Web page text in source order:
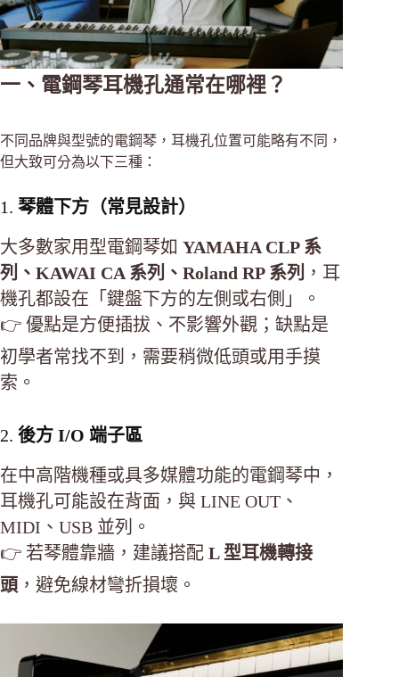
一、電鋼琴耳機孔通常在哪裡？
不同品牌與型號的電鋼琴，耳機孔位置可能略有不同，
但大致可分為以下三種：
1. 琴體下方（常見設計）
大多數家用型電鋼琴如 YAMAHA CLP 系
列、KAWAI CA 系列、Roland RP 系列 ，耳
機孔都設在「鍵盤下方的左側或右側」。
👉 優點是方便插拔、不影響外觀；缺點是
初學者常找不到，需要稍微低頭或用手摸
索。
2. 後方 I/O 端子區
在中高階機種或具多媒體功能的電鋼琴中，
耳機孔可能設在背面，與 LINE OUT、
MIDI、USB 並列。
👉 若琴體靠牆，建議搭配 L 型耳機轉接
頭 ，避免線材彎折損壞。